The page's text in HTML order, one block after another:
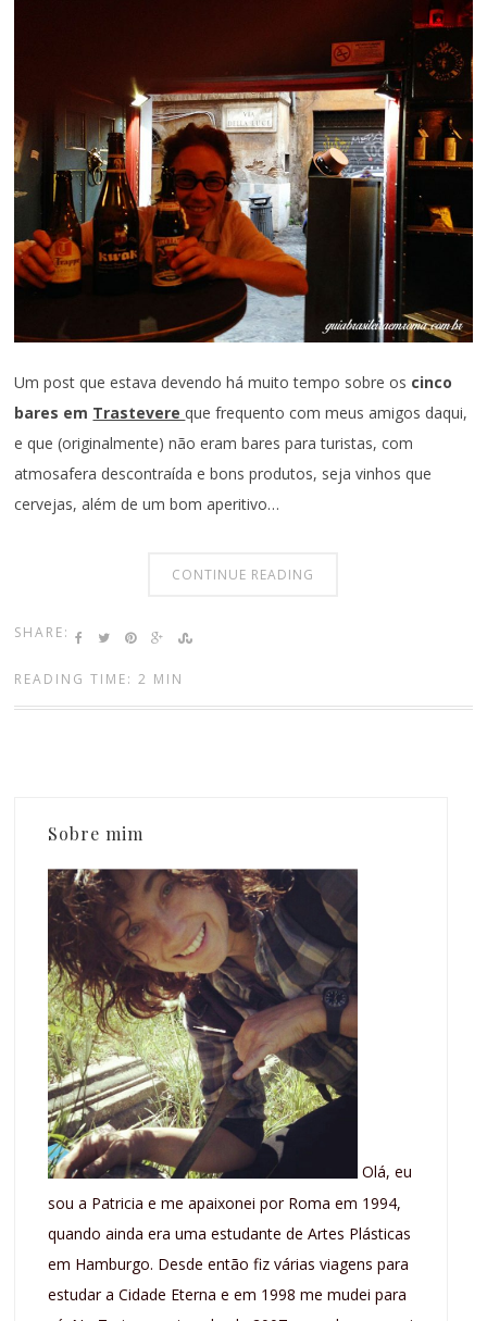
Um post que estava devendo há muito tempo sobre os cinco
bares em Trastevereque frequento com meus amigos daqui,
e que (originalmente) não eram bares para turistas, com
atmosafera descontraída e bons produtos, seja vinhos que
cervejas, além de um bom aperitivo…
CONTINUE READING
SHARE:
READING TIME: 2 MIN
Sobre mim
Olá, eu
sou a Patricia e me apaixonei por Roma em 1994,
quando ainda era uma estudante de Artes Plásticas
em Hamburgo. Desde então fiz várias viagens para
estudar a Cidade Eterna e em 1998 me mudei para